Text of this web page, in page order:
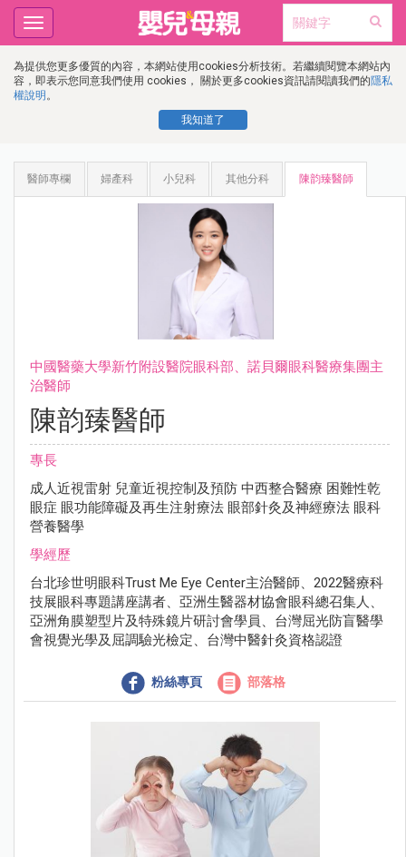
為提供您更多優質的內容，本網站使用cookies分析技術。若繼續閱覽本網站內
容，即表示您同意我們使用 cookies， 關於更多cookies資訊請閱讀我們的隱私
權說明 。
我知道了
Toggle
navigation
醫師專欄 婦產科 小兒科 其他分科 陳韵臻醫師
中國醫藥⼤學新⽵附設醫院眼科部、諾⾙爾眼科醫療集團主
治醫師
陳韵臻醫師
專長
成⼈近視雷射 兒童近視控制及預防 中⻄整合醫療 困難性乾
眼症 眼功能障礙及再⽣注射療法 眼部針灸及神經療法 眼科
營養醫學
學經歷
台北珍世明眼科Trust Me Eye Center主治醫師、2022醫療科
技展眼科專題講座講者、亞洲⽣醫器材協會眼科總召集⼈、
亞洲⾓膜塑型片及特殊鏡片研討會學員、台灣屈光防盲醫學
會視覺光學及屈調驗光檢定、台灣中醫針灸資格認證
粉絲專頁 部落格